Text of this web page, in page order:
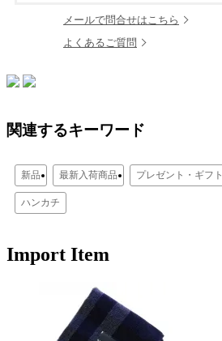
メールで問合せはこちら
よくあるご質問
関連するキーワード
新品 最新入荷商品 プレゼント・ギフト
ハンカチ
Import Item